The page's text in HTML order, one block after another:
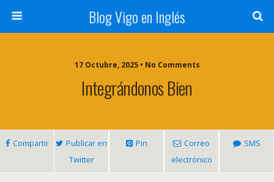
Blog Vigo en Inglés
17 Octubre, 2025 • No Comments
Integrándonos Bien
Compartir
Publicar en
Twitter
Pin
Correo
electrónico
SMS